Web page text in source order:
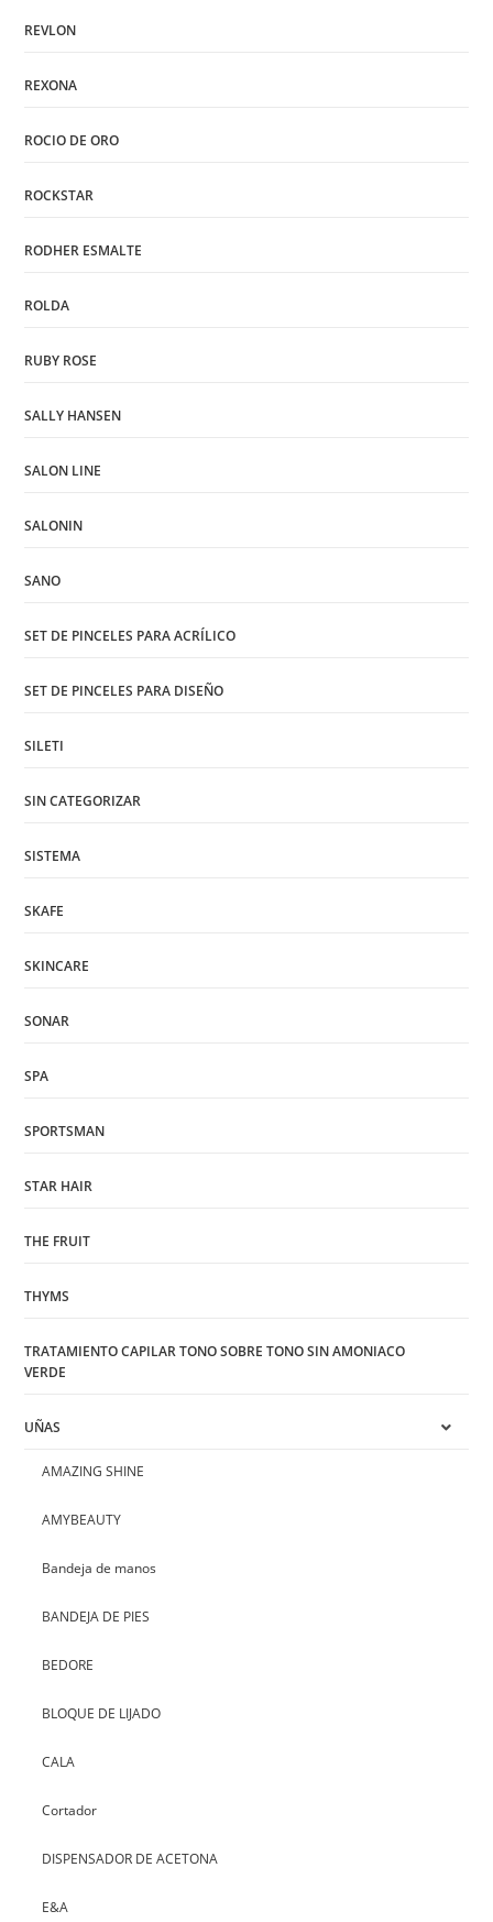
REVLON
REXONA
ROCIO DE ORO
ROCKSTAR
RODHER ESMALTE
ROLDA
RUBY ROSE
SALLY HANSEN
SALON LINE
SALONIN
SANO
SET DE PINCELES PARA ACRÍLICO
SET DE PINCELES PARA DISEÑO
SILETI
SIN CATEGORIZAR
SISTEMA
SKAFE
SKINCARE
SONAR
SPA
SPORTSMAN
STAR HAIR
THE FRUIT
THYMS
TRATAMIENTO CAPILAR TONO SOBRE TONO SIN AMONIACO
VERDE
UÑAS
AMAZING SHINE
AMYBEAUTY
Bandeja de manos
BANDEJA DE PIES
BEDORE
BLOQUE DE LIJADO
CALA
Cortador
DISPENSADOR DE ACETONA
E&A